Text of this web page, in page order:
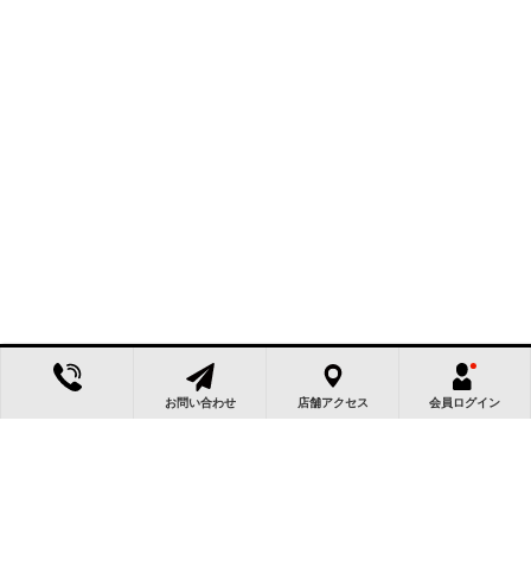
お問い合わせ 店舗アクセス 会員ログイン